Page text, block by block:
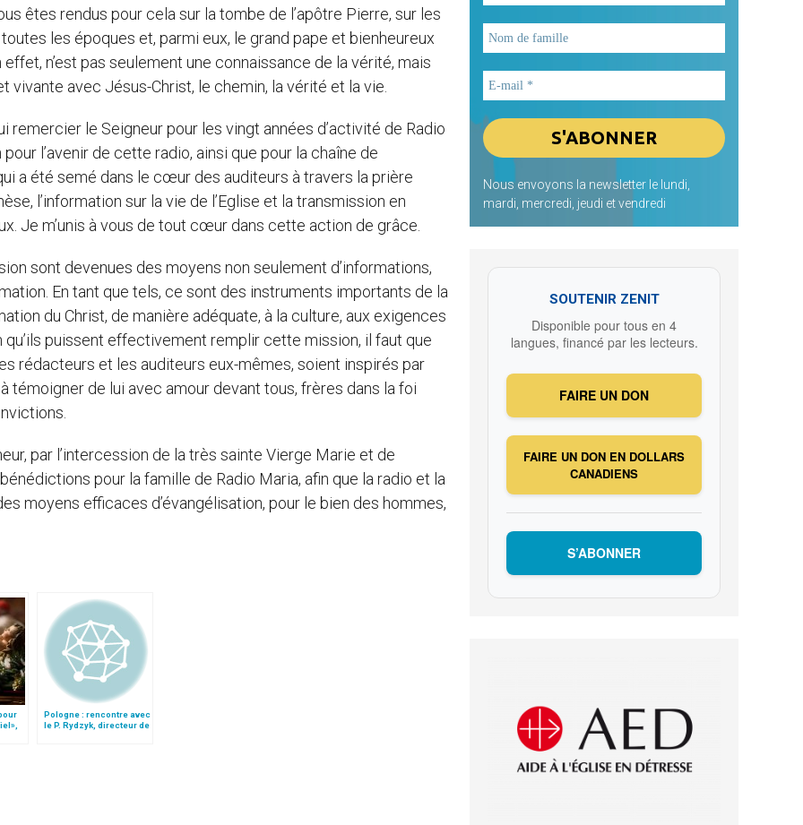
êtes rendus pour cela sur la tombe de l’apôtre Pierre, sur les
les époques et, parmi eux, le grand pape et bienheureux
n’est pas seulement une connaissance de la vérité, mais
vivante avec Jésus-Christ, le chemin, la vérité et la vie.
remercier le Seigneur pour les vingt années d’activité de Radio
l’avenir de cette radio, ainsi que pour la chaîne de
a été semé dans le cœur des auditeurs à travers la prière
l’information sur la vie de l’Eglise et la transmission en
Je m’unis à vous de tout cœur dans cette action de grâce.
sont devenues des moyens non seulement d’informations,
En tant que tels, ce sont des instruments importants de la
du Christ, de manière adéquate, à la culture, aux exigences
qu’ils puissent effectivement remplir cette mission, il faut que
rédacteurs et les auditeurs eux-mêmes, soient inspirés par
témoigner de lui avec amour devant tous, frères dans la foi
par l’intercession de la très sainte Vierge Marie et de
pour la famille de Radio Maria, afin que la radio et la
moyens efficaces d’évangélisation, pour le bien des hommes,
Pologne : rencontre avec
le P. Rydzyk, directeur de
Nous envoyons la newsletter le lundi,
mardi, mercredi, jeudi et vendredi
SOUTENIR ZENIT
Disponible pour tous en 4
langues, financé par les lecteurs.
FAIRE UN DON
FAIRE UN DON EN DOLLARS
CANADIENS
S’ABONNER